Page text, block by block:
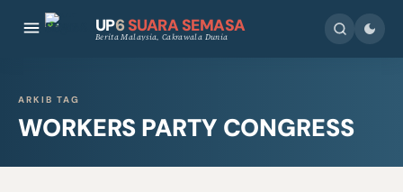
UP6 SUARA SEMASA
Berita Malaysia, Cakrawala Dunia
ARKIB TAG
WORKERS PARTY CONGRESS